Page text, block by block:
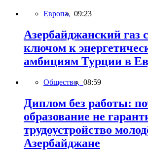
Европа, 09:23
Азербайджанский газ
ключом к
амбициям Турции в
Общество, 08:59
Диплом без работы:
образование не
трудоустройство
Азербайджане